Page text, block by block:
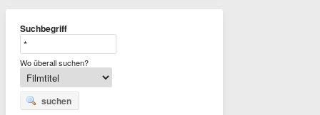
Suchbegriff
Wo überall suchen?
suchen